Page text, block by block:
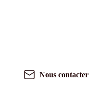
Nous contacter